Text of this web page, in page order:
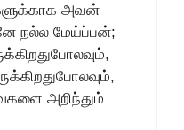
அவன்
நல்ல மேய்ப்பன்;
அறிந்தும்